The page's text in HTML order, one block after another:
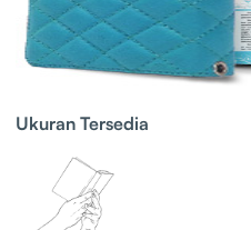
Ukuran Tersedia